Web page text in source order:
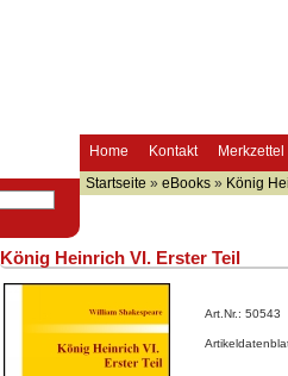
Home Kontakt Merkzettel
Startseite » eBooks » König
König Heinrich VI. Erster Teil
Art.Nr.: 50543